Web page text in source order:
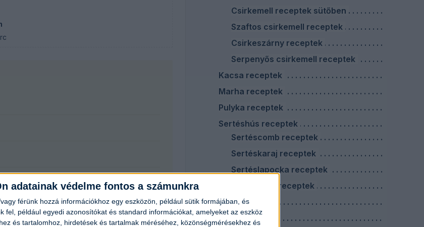
adatainak védelme fontos a számunkra
férünk hozzá információkhoz egy eszközön, például sütik formájában, és
fel, például egyedi azonosítókat és standard információkat, amelyeket az eszköz
és tartalomhoz, hirdetések és tartalmak méréséhez, közönségmérésekhez és
Csirkemell receptek sütőben
Szaftos csirkemell receptek
Csirkeszárny receptek
Serpenyős csirkemell receptek
Kacsa receptek
Marha receptek
Pulyka receptek
Sertéshús receptek
Sertéscomb receptek
Sertéskaraj receptek
Sertéslapocka receptek
Sertéstarja receptek
Virslis ételek
Köretek